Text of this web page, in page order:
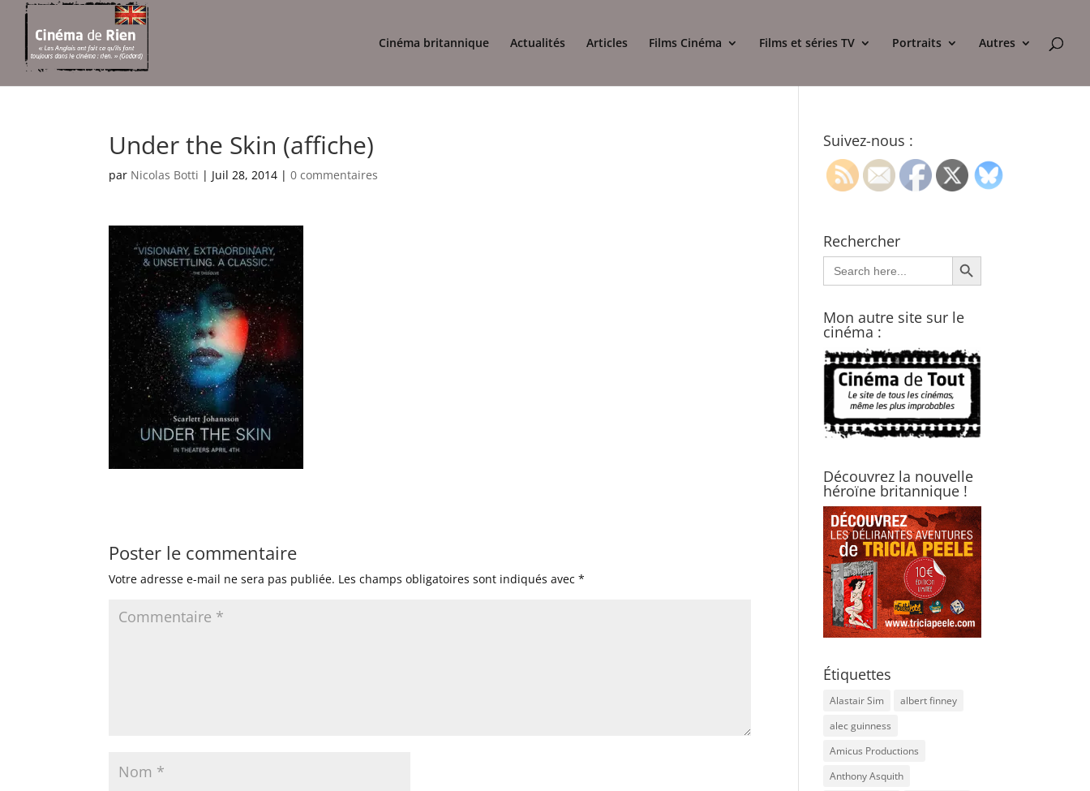
Cinéma britannique Actualités Articles Films Cinéma Films et séries TV Portraits Autres
Under the Skin (affiche)
par Nicolas Botti | Juil 28, 2014 |0 commentaires
Poster le commentaire
Votre adresse e-mail ne sera pas publiée. Les champs obligatoires sont indiqués avec*
Suivez-nous :
Rechercher
Search
for:
Search Button
Mon autre site sur le
cinéma :
Découvrez la nouvelle
héroïne britannique !
Étiquettes
Alastair Sim
albert finney
alec guinness
Amicus Productions
Anthony Asquith